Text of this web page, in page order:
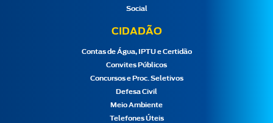
Social
CIDADÃO
Contas de Água, IPTU e Certidão
Convites Públicos
Concursos e Proc. Seletivos
Defesa Civil
Meio Ambiente
Telefones Úteis